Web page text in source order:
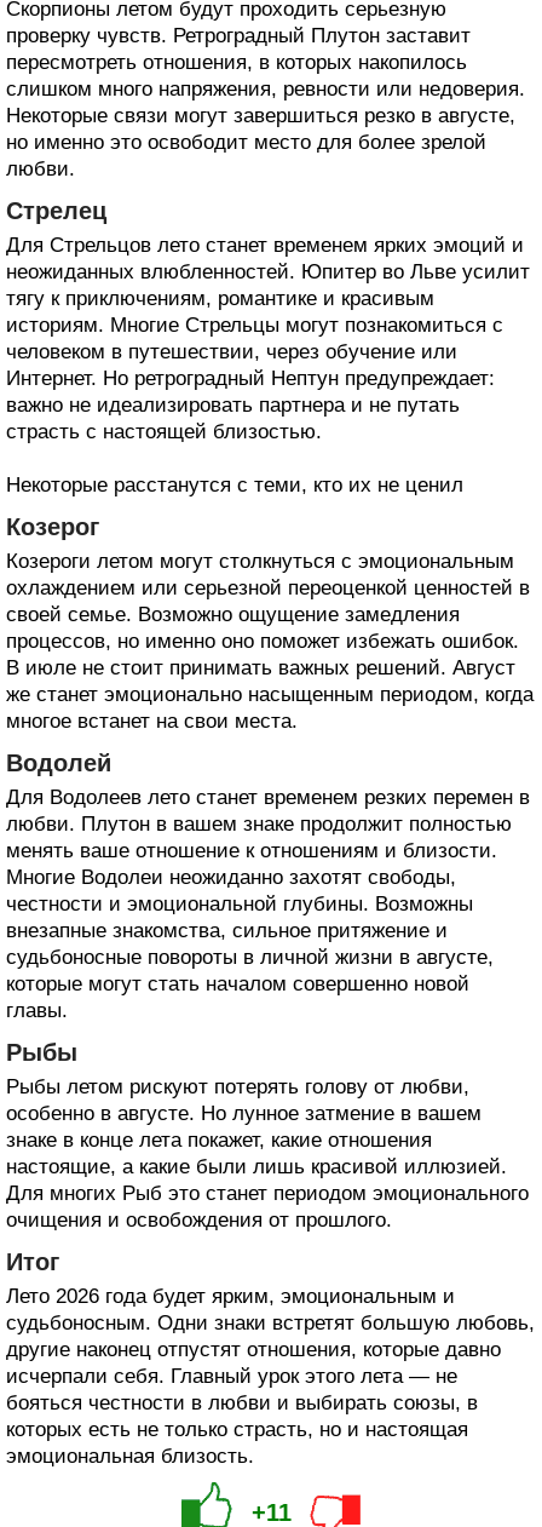
Скорпионы летом будут проходить серьезную
проверку чувств. Ретроградный Плутон заставит
пересмотреть отношения, в которых накопилось
слишком много напряжения, ревности или недоверия.
Некоторые связи могут завершиться резко в августе,
но именно это освободит место для более зрелой
любви.
Стрелец
Для Стрельцов лето станет временем ярких эмоций и
неожиданных влюбленностей. Юпитер во Льве усилит
тягу к приключениям, романтике и красивым
историям. Многие Стрельцы могут познакомиться с
человеком в путешествии, через обучение или
Интернет. Но ретроградный Нептун предупреждает:
важно не идеализировать партнера и не путать
страсть с настоящей близостью.
Некоторые расстанутся с теми, кто их не ценил
Козерог
Козероги летом могут столкнуться с эмоциональным
охлаждением или серьезной переоценкой ценностей в
своей семье. Возможно ощущение замедления
процессов, но именно оно поможет избежать ошибок.
В июле не стоит принимать важных решений. Август
же станет эмоционально насыщенным периодом, когда
многое встанет на свои места.
Водолей
Для Водолеев лето станет временем резких перемен в
любви. Плутон в вашем знаке продолжит полностью
менять ваше отношение к отношениям и близости.
Многие Водолеи неожиданно захотят свободы,
честности и эмоциональной глубины. Возможны
внезапные знакомства, сильное притяжение и
судьбоносные повороты в личной жизни в августе,
которые могут стать началом совершенно новой
главы.
Рыбы
Рыбы летом рискуют потерять голову от любви,
особенно в августе. Но лунное затмение в вашем
знаке в конце лета покажет, какие отношения
настоящие, а какие были лишь красивой иллюзией.
Для многих Рыб это станет периодом эмоционального
очищения и освобождения от прошлого.
Итог
Лето 2026 года будет ярким, эмоциональным и
судьбоносным. Одни знаки встретят большую любовь,
другие наконец отпустят отношения, которые давно
исчерпали себя. Главный урок этого лета — не
бояться честности в любви и выбирать союзы, в
которых есть не только страсть, но и настоящая
эмоциональная близость.
+11